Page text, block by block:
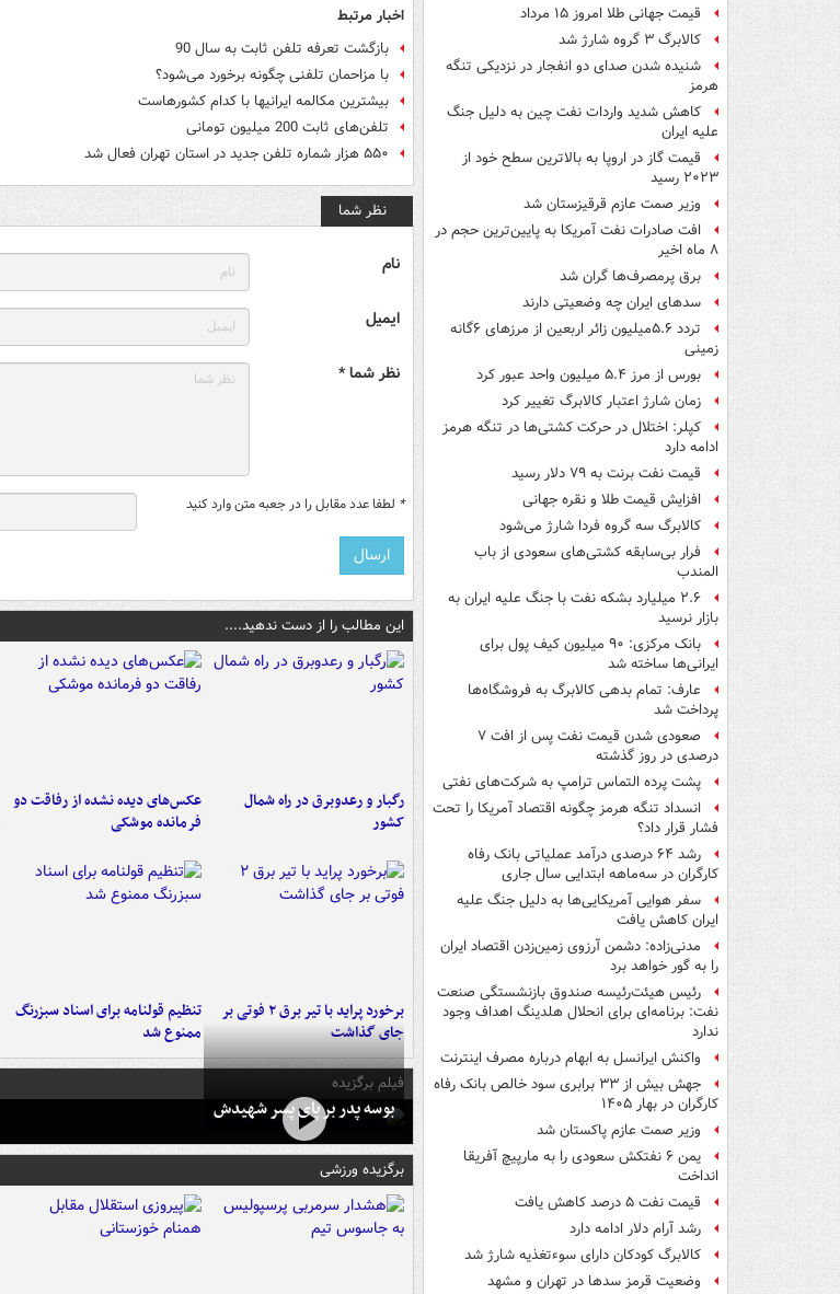
قیمت جهانی طلا امروز ۱۵ مرداد
کالابرگ ۳ گروه شارژ شد
شنیده شدن صدای دو انفجار در نزدیکی تنگه
هرمز
کاهش شدید واردات نفت چین به دلیل جنگ
علیه ایران
قیمت گاز در اروپا به بالاترین سطح خود از
۲۰۲۳ رسید
وزیر صمت عازم قرقیزستان شد
افت صادرات نفت آمریکا به پایین‌ترین حجم در
۸ ماه اخیر
برق پرمصرف‌ها گران شد
سدهای ایران چه وضعیتی دارند
تردد ۵.۶میلیون زائر اربعین از مرزهای ۶گانه
زمینی
بورس از مرز ۵.۴ میلیون واحد عبور کرد
زمان شارژ اعتبار کالابرگ تغییر کرد
کپلر: اختلال در حرکت کشتی‌ها در تنگه هرمز
ادامه دارد
قیمت نفت برنت به ۷۹ دلار رسید
افزایش قیمت طلا و نقره جهانی
کالابرگ سه گروه فردا شارژ می‌شود
فرار بی‌سابقه کشتی‌های سعودی از باب
المندب
۲.۶ میلیارد بشکه نفت با جنگ علیه ایران به
بازار نرسید
بانک مرکزی: ۹۰ میلیون کیف پول برای
ایرانی‌ها ساخته شد
عارف: تمام بدهی کالابرگ به فروشگاه‌ها
پرداخت شد
صعودی شدن قیمت نفت پس از افت ۷
درصدی در روز گذشته
پشت پرده التماس ترامپ به شرکت‌های نفتی
انسداد تنگه هرمز چگونه اقتصاد آمریکا را تحت
فشار قرار داد؟
رشد ۶۴ درصدی درآمد عملیاتی بانک رفاه
کارگران در سه‌ماهه ابتدایی سال جاری
سفر هوایی آمریکایی‌ها به دلیل جنگ علیه
ایران کاهش یافت
مدنی‌زاده: دشمن آرزوی زمین‌زدن اقتصاد ایران
را به گور خواهد برد
رئیس هیئت‌رئیسه صندوق بازنشستگی صنعت
نفت: برنامه‌ای برای انحلال هلدینگ اهداف وجود
ندارد
واکنش ایرانسل به ابهام درباره مصرف اینترنت
جهش بیش از ۳۳ برابری سود خالص بانک رفاه
کارگران در بهار ۱۴۰۵
وزیر صمت عازم پاکستان شد
یمن ۶ نفتکش سعودی را به مارپیچ آفریقا
انداخت
قیمت نفت ۵ درصد کاهش یافت
رشد آرام دلار ادامه دارد
کالابرگ کودکان دارای سوءتغذیه شارژ شد
وضعیت قرمز سدها در تهران و مشهد
اخبار مرتبط
بازگشت تعرفه تلفن ثابت به سال 90
با مزاحمان تلفنی چگونه برخورد می‌شود؟
بیشترین مکالمه ایرانی‎ها با کدام کشورهاست
تلفن‌های ثابت 200 میلیون تومانی
۵۵۰ هزار شماره تلفن جدید در استان تهران فعال شد
نظر شما
نام
ایمیل
نظر شما *
* لطفا عدد مقابل را در جعبه متن وارد کنید
این مطالب را از دست ندهید....
رگبار و رعدوبرق در راه شمال
کشور
عکس‌های دیده نشده از رفاقت دو
فرمانده‌ موشکی
برخورد پراید با تیر برق ۲ فوتی بر
جای گذاشت
تنظیم قولنامه برای اسناد سبزرنگ
ممنوع شد
فیلم برگزیده
بوسه‌ پدر بر پای پسر شهیدش
برگزیده ورزشی